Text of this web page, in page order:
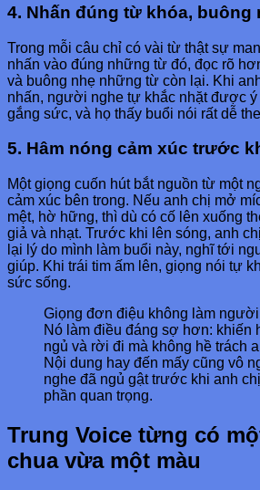
4. Nhấn đúng từ khóa,
Trong mỗi câu chỉ có vài từ thật sự
nhấn vào đúng những từ đó, đọc rõ
và buông nhẹ những từ còn lại. Khi
nhấn, người nghe tự khắc nhặt được ý
gắng sức, và họ thấy buổi nói rất dễ
5. Hâm nóng cảm xúc trước
Một giọng cuốn hút bắt nguồn từ một
cảm xúc bên trong. Nếu anh chị mở
mệt, hờ hững, thì dù có cố lên xuống
giả và nhạt. Trước khi lên sóng, anh
lại lý do mình làm buổi này, nghĩ tới
giúp. Khi trái tim ấm lên, giọng nói tự
sức sống.
Giọng đơn điệu không làm
Nó làm điều đáng sợ hơn: khiến
ngủ và rời đi mà không hề trách
Nội dung hay đến mấy cũng vô
nghe đã ngủ gật trước khi anh
phần quan trọng.
Trung Voice từng có
chua vừa một màu